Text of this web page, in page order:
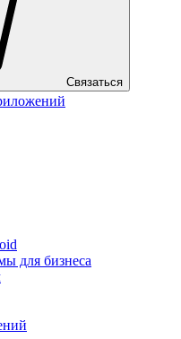
Связаться
для бизнеса